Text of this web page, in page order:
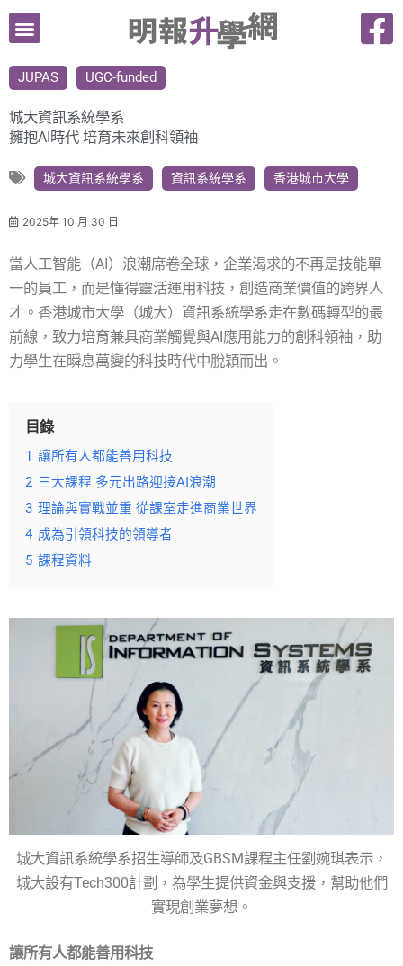
跳
要
內
容
JUPAS UGC-funded
城大資訊系統學系
擁抱AI時代 培育未來創科領袖
城大資訊系統學系 資訊系統學系 香港城市大學
2025年 10 月 30 日
當人工智能（AI）浪潮席卷全球，企業渴求的不再是技能單
一的員工，而是懂得靈活運用科技，創造商業價值的跨界人
才。香港城市大學（城大）資訊系統學系走在數碼轉型的最
前線，致力培育兼具商業觸覺與AI應用能力的創科領袖，助
力學生在瞬息萬變的科技時代中脫穎而出。
目錄
1 讓所有人都能善用科技
2 三大課程 多元出路迎接AI浪潮
3 理論與實戰並重 從課室走進商業世界
4 成為引領科技的領導者
5 課程資料
城大資訊系統學系招生導師及GBSM課程主任劉婉琪表示，
城大設有Tech300計劃，為學生提供資金與支援，幫助他們
實現創業夢想。
讓所有人都能善用科技